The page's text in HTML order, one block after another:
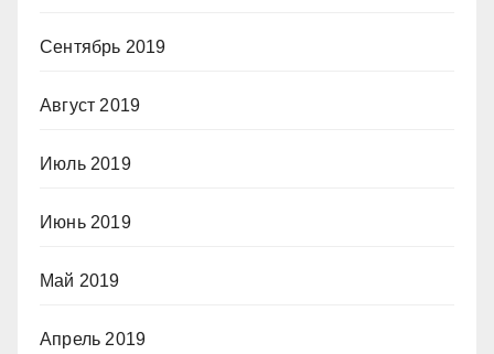
Сентябрь 2019
Август 2019
Июль 2019
Июнь 2019
Май 2019
Апрель 2019